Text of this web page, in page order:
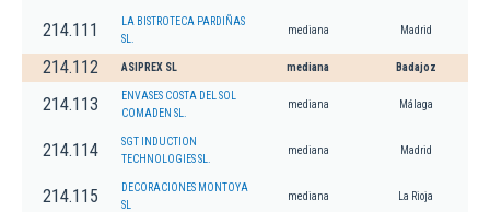
214.111
LA BISTROTECA PARDIÑAS
SL.
mediana Madrid
214.112 ASIPREX SL mediana Badajoz
214.113
ENVASES COSTA DEL SOL
COMADEN SL.
mediana Málaga
214.114
SGT INDUCTION
TECHNOLOGIES SL.
mediana Madrid
214.115
DECORACIONES MONTOYA
SL
mediana La Rioja